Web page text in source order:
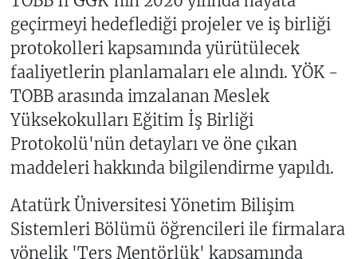
geçirmeyi hedeflediği projeler ve iş birliği
protokolleri kapsamında yürütülecek
faaliyetlerin planlamaları ele alındı. YÖK -
TOBB arasında imzalanan Meslek
Yüksekokulları Eğitim İş Birliği
Protokolü'nün detayları ve öne çıkan
maddeleri hakkında bilgilendirme yapıldı.
Atatürk Üniversitesi Yönetim Bilişim
Sistemleri Bölümü öğrencileri ile firmalara
yönelik 'Ters Mentörlük' kapsamında